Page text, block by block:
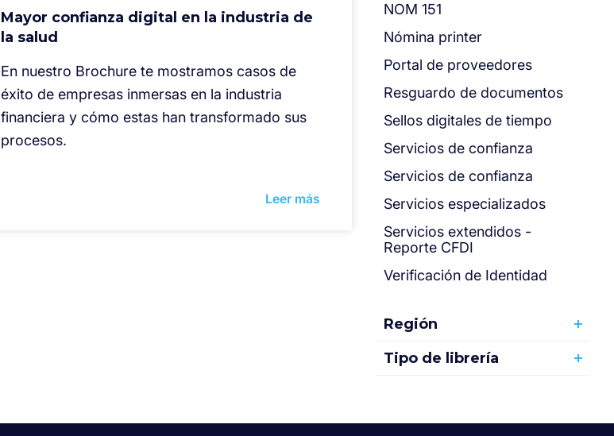
NOM 151
Nómina printer
Portal de proveedores
Resguardo de documentos
Sellos digitales de tiempo
Servicios de confianza
Servicios de confianza
Servicios especializados
Servicios extendidos -
Reporte CFDI
Verificación de Identidad
Región
Tipo de librería
Mayor confianza digital en la industria de
la salud
En nuestro Brochure te mostramos casos de
éxito de empresas inmersas en la industria
financiera y cómo estas han transformado sus
procesos.
Leer más